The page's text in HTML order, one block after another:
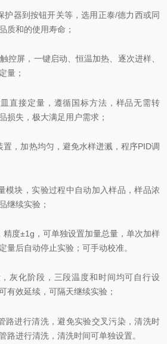
护器到按钮开关等，选用正泰/德力西或同
质和的使用寿命；
控屏，一键启动、恒温加热、逐次进样、
量；
直接定量，遵循国标方法，样品无需转
损失，极大满足用户需求；
，加热均匀，避免水样迸溅，程序PID调
模块，实验过程中自动加入样品，样品浓
继续实验；
度±1g，可单独设置加量总量，单次加样
量后自动停止实验；可手动校准。
灰化阶段，三段温度和时间均可自行设
有效延续，可隔天继续实验；
路进行清洗，避免实验交叉污染，清洗时
路进行清洗，清洗时间可单独设置。